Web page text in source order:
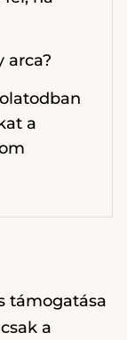
arca?
a
támogatása
a